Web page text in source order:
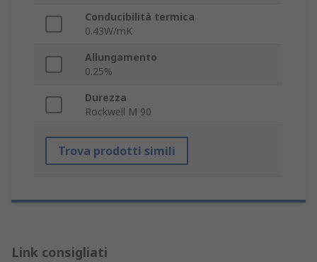
Conducibilità termica
0.43W/mK
Allungamento
0.25%
Durezza
Rockwell M 90
Trova prodotti simili
Link consigliati